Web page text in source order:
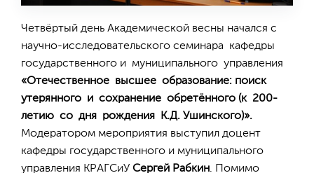
Четвёртый день Академической весны начался с
научно-исследовательского семинара кафедры
государственного и муниципального управления
«Отечественное высшее образование: поиск
утерянного и сохранение обретённого (к 200-
летию со дня рождения К.Д. Ушинского)».
Модератором мероприятия выступил доцент
кафедры государственного и муниципального
управления КРАГСиУ Сергей Рабкин. Помимо